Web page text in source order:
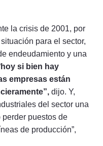
la crisis de 2001, por
para el sector,
endeudamiento y una
hoy si bien hay
empresas están
dijo. Y,
del sector una
puestos de
de producción”,